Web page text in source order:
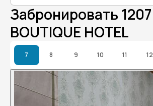
Забронировать 1207
BOUTIQUE HOTEL
7 8 9 10 11 12